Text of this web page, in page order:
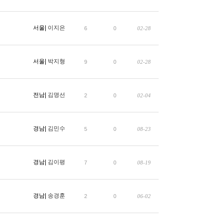
서울| 이지은 6 0 02-28
서울| 박지형 9 0 02-28
전남| 김명선 2 0 02-04
경남| 김민수 5 0 08-23
경남| 김이평 7 0 08-19
경남| 송경훈 2 0 06-02